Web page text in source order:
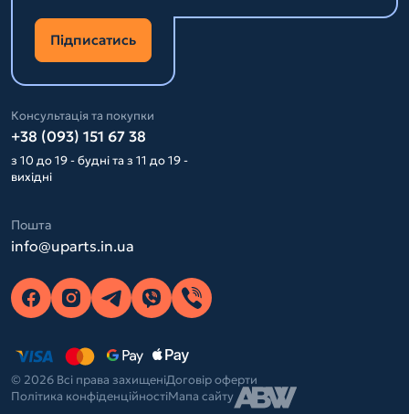
Підписатись
Консультація та покупки
+38 (093) 151 67 38
з 10 до 19 - будні та з 11 до 19 -
вихідні
Пошта
info@uparts.in.ua
© 2026 Всі права захищеніДоговір оферти
Політика конфіденційностіМапа сайту